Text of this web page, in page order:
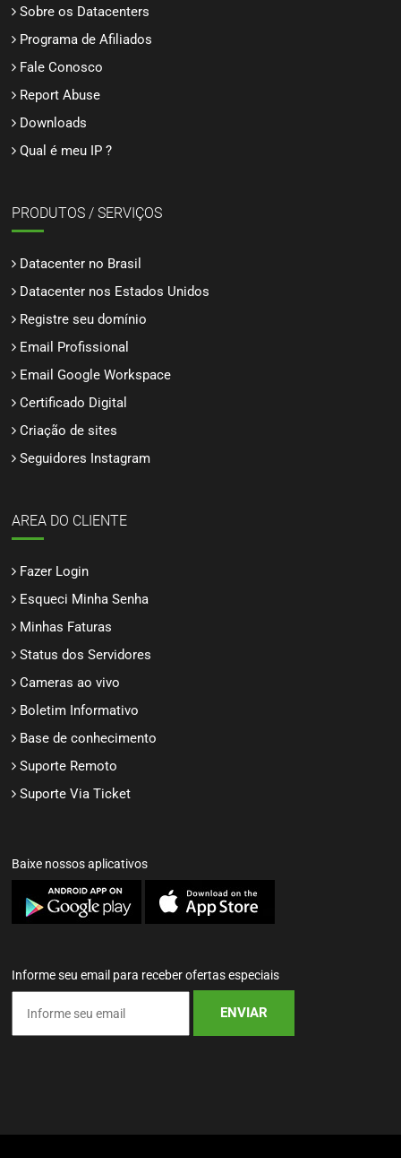
Sobre os Datacenters
Programa de Afiliados
Fale Conosco
Report Abuse
Downloads
Qual é meu IP ?
PRODUTOS / SERVIÇOS
Datacenter no Brasil
Datacenter nos Estados Unidos
Registre seu domínio
Email Profissional
Email Google Workspace
Certificado Digital
Criação de sites
Seguidores Instagram
AREA DO CLIENTE
Fazer Login
Esqueci Minha Senha
Minhas Faturas
Status dos Servidores
Cameras ao vivo
Boletim Informativo
Base de conhecimento
Suporte Remoto
Suporte Via Ticket
Baixe nossos aplicativos
Informe seu email para receber ofertas especiais